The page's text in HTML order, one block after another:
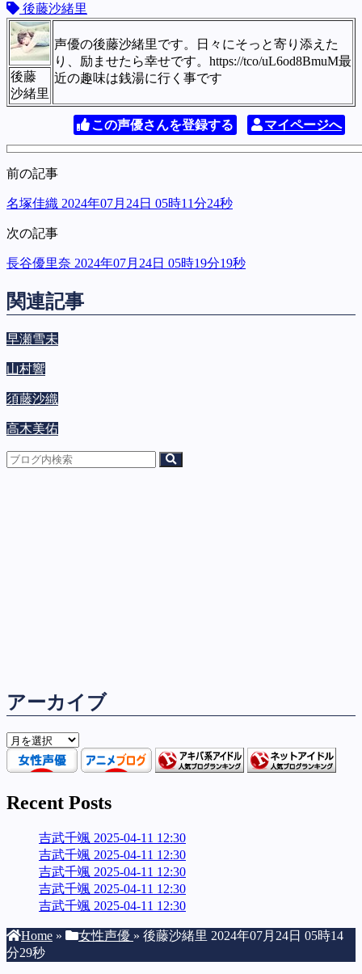
後藤沙緒里
声優の後藤沙緒里です。日々にそっと寄り添えた
り、励ませたら幸せです。https://tco/uL6od8BmuM最
近の趣味は銭湯に行く事です
後藤
沙緒里
この声優さんを登録する マイページへ
前の記事
名塚佳織 2024年07月24日 05時11分24秒
次の記事
長谷優里奈 2024年07月24日 05時19分19秒
関連記事
早瀬雪未
山村響
須藤沙織
高木美佑
アーカイブ
ア
ー
カ
ブ
Recent Posts
吉武千颯 2025-04-11 12:30
吉武千颯 2025-04-11 12:30
吉武千颯 2025-04-11 12:30
吉武千颯 2025-04-11 12:30
吉武千颯 2025-04-11 12:30
Home » 女性声優 » 後藤沙緒里 2024年07月24日 05時14
分29秒